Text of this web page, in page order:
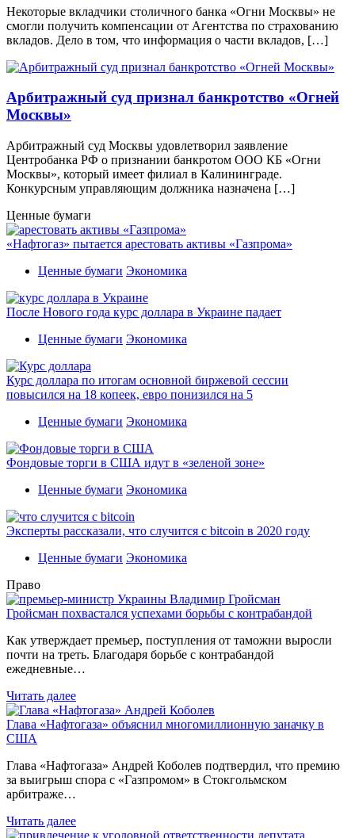
Некоторые вкладчики столичного банка «Огни Москвы» не
смогли получить компенсации от Агентства по страхованию
вкладов. Дело в том, что информация о части вкладов, […]
Арбитражный суд признал банкротство «Огней
Москвы»
Арбитражный суд Москвы удовлетворил заявление
Центробанка РФ о признании банкротом ООО КБ «Огни
Москвы», который имеет филиал в Калининграде.
Конкурсным управляющим должника назначена […]
Ценные бумаги
«Нафтогаз» пытается арестовать активы «Газпрома»
Ценные бумаги Экономика
После Нового года курс доллара в Украине падает
Ценные бумаги Экономика
Курс доллара по итогам основной биржевой сессии
повысился на 18 копеек, евро понизился на 5
Ценные бумаги Экономика
Фондовые торги в США идут в «зеленой зоне»
Ценные бумаги Экономика
Эксперты рассказали, что случится с bitcoin в 2020 году
Ценные бумаги Экономика
Право
Гройсман похвастался успехами борьбы с контрабандой
Как утверждает премьер, поступления от таможни выросли
почти на треть. Благодаря борьбе с контрабандой
ежедневные…
Читать далее
Глава «Нафтогаза» объяснил многомиллионную заначку в
США
Глава «Нафтогаза» Андрей Коболев подтвердил, что премию
за выигрыш спора с «Газпромом» в Стокгольмском
арбитраже…
Читать далее